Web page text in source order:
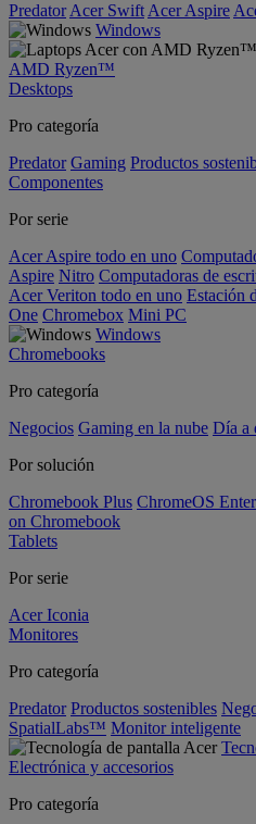
Predator Acer Swift Acer Aspire
Windows
AMD Ryzen™
Desktops
Pro categoría
Predator Gaming Productos
Componentes
Por serie
Acer Aspire todo en uno
Aspire Nitro Computadoras de
Acer Veriton todo en uno Estación
One Chromebox Mini PC
Windows
Chromebooks
Pro categoría
Negocios Gaming en la nube Día a
Por solución
Chromebook Plus ChromeOS
on Chromebook
Tablets
Por serie
Acer Iconia
Monitores
Pro categoría
Predator Productos sostenibles
SpatialLabs™ Monitor inteligente
Electrónica y accesorios
Pro categoría